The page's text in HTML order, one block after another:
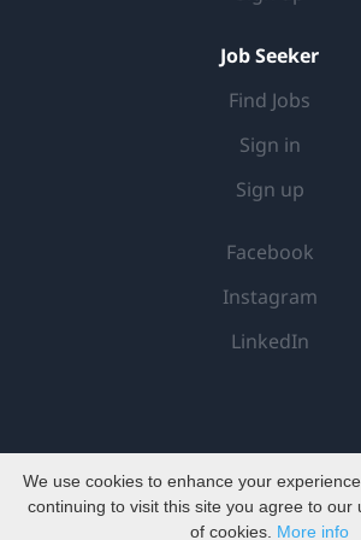
cijferlijsten (VWO, Bachelor en
Job Seeker
Find Jobs
Sign in
Sign up
Facebook
Instagram
LinkedIn
© 2026FAECTOR
We use cookies to enhance your
continuing to visit this site you agree to our
of cookies. More info